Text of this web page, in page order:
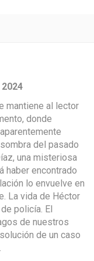
mantiene al lector
donde
del pasado
una misteriosa
haber encontrado
lo envuelve en
La vida de Héctor
policía. El
de nuestros
de un caso